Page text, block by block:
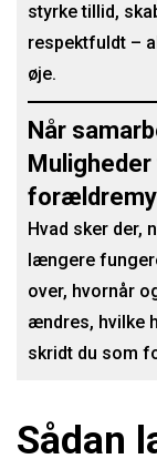
styrke tillid,
respektfuldt –
øje.
Når
Hvad sker der,
længere
over, hvornår
ændres, hvilke
skridt du som
Sådan